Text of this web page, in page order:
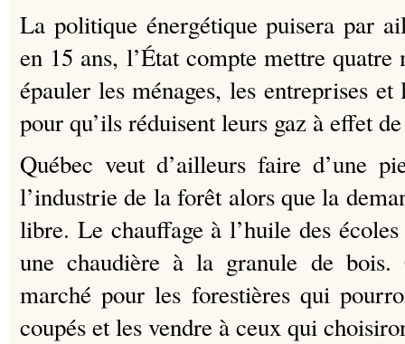
La politique énergétique puisera par
en 15 ans, l’État compte mettre
épauler les ménages, les entreprises
pour qu’ils réduisent leurs gaz à effet
Québec veut d’ailleurs faire d’une
l’industrie de la forêt alors que la
libre. Le chauffage à l’huile des
une chaudière à la granule de bois.
marché pour les forestières qui
coupés et les vendre à ceux qui